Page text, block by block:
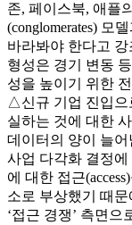
존, 페이스북, 애플
(conglomerates) 모
바라봐야 한다고
형성은 경기 변동
성을 높이기 위한
△신규 기업 진입으
실하는 것에 대한
데이터의 양이 늘
사업 다각화 결정
에 대한 접근
소로 부상했기 때
‘접근 경쟁’ 측면